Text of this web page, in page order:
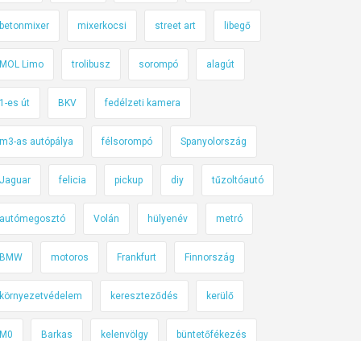
betonmixer mixerkocsi street art libegő
MOL Limo trolibusz sorompó alagút
1-es út BKV fedélzeti kamera
m3-as autópálya félsorompó Spanyolország
Jaguar felicia pickup diy tűzoltóautó
autómegosztó Volán hülyenév metró
BMW motoros Frankfurt Finnország
környezetvédelem kereszteződés kerülő
M0 Barkas kelenvölgy büntetőfékezés